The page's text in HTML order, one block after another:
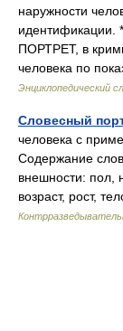
наружности
ПОРТРЕТ, в
человека по
Энциклопедический
Словесный
человека с
Содержание
внешности: пол,
возраст, рост,